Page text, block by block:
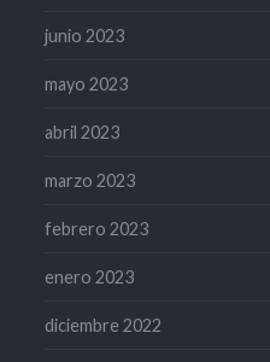
junio 2023
mayo 2023
abril 2023
marzo 2023
febrero 2023
enero 2023
diciembre 2022